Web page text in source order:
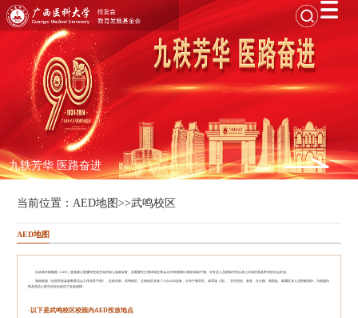
九轶芳华 医路奋进
当前位置： AED地图 >>武鸣校区
AED地图
自动体外除颤器（AED）是挽救心脏骤停患者生命的核心急救设备‌，其重要性主要体现在黄金4分钟抢救窗口期的高效干预、非专业人员易操作性以及公共场所普及带来的社会价值。
我校根据《全国学校急救教育试点工作指导手册》，在校本部、武鸣校区、玉林校区安装了35台AED设备，分布于教学区、体育场（馆）、学生宿舍、食堂、办公楼、离退处、家属区等人员密集场所，为校园内
部及周边人群生命安全提供了应急保障。
·以下是武鸣校区校园内AED投放地点